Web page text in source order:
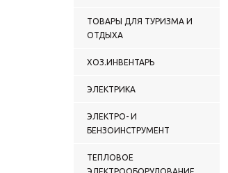
ТОВАРЫ ДЛЯ ТУРИЗМА И
ОТДЫХА
ХОЗ.ИНВЕНТАРЬ
ЭЛЕКТРИКА
ЭЛЕКТРО- И
БЕНЗОИНСТРУМЕНТ
ТЕПЛОВОЕ
ЭЛЕКТРООБОРУДОВАНИЕ